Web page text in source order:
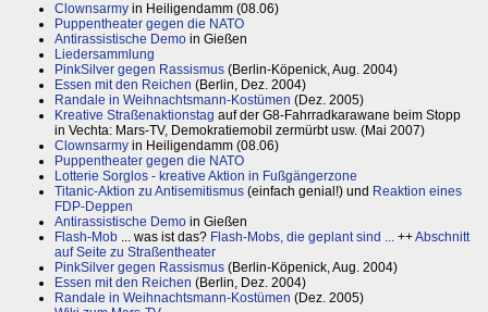
Clownsarmy in Heiligendamm (08.06)
Puppentheater gegen die NATO
Antirassistische Demo in Gießen
Liedersammlung
PinkSilver gegen Rassismus (Berlin-Köpenick, Aug. 2004)
Essen mit den Reichen (Berlin, Dez. 2004)
Randale in Weihnachtsmann-Kostümen (Dez. 2005)
Kreative Straßenaktionstag auf der G8-Fahrradkarawane beim Stopp
in Vechta: Mars-TV, Demokratiemobil zermürbt usw. (Mai 2007)
Clownsarmy in Heiligendamm (08.06)
Puppentheater gegen die NATO
Lotterie Sorglos - kreative Aktion in Fußgängerzone
Titanic-Aktion zu Antisemitismus (einfach genial!) und Reaktion eines
FDP-Deppen
Antirassistische Demo in Gießen
Flash-Mob ... was ist das? Flash-Mobs, die geplant sind ... ++Abschnitt
auf Seite zu Straßentheater
PinkSilver gegen Rassismus (Berlin-Köpenick, Aug. 2004)
Essen mit den Reichen (Berlin, Dez. 2004)
Randale in Weihnachtsmann-Kostümen (Dez. 2005)